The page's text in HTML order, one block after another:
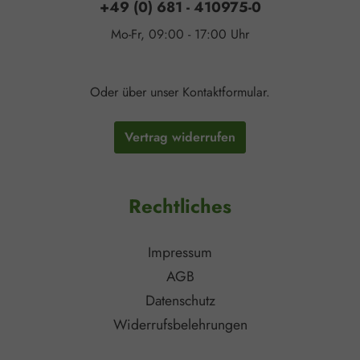
+49 (0) 681 - 410975-0
Mo-Fr, 09:00 - 17:00 Uhr
Oder über unser Kontaktformular.
Vertrag widerrufen
Rechtliches
Impressum
AGB
Datenschutz
Widerrufsbelehrungen